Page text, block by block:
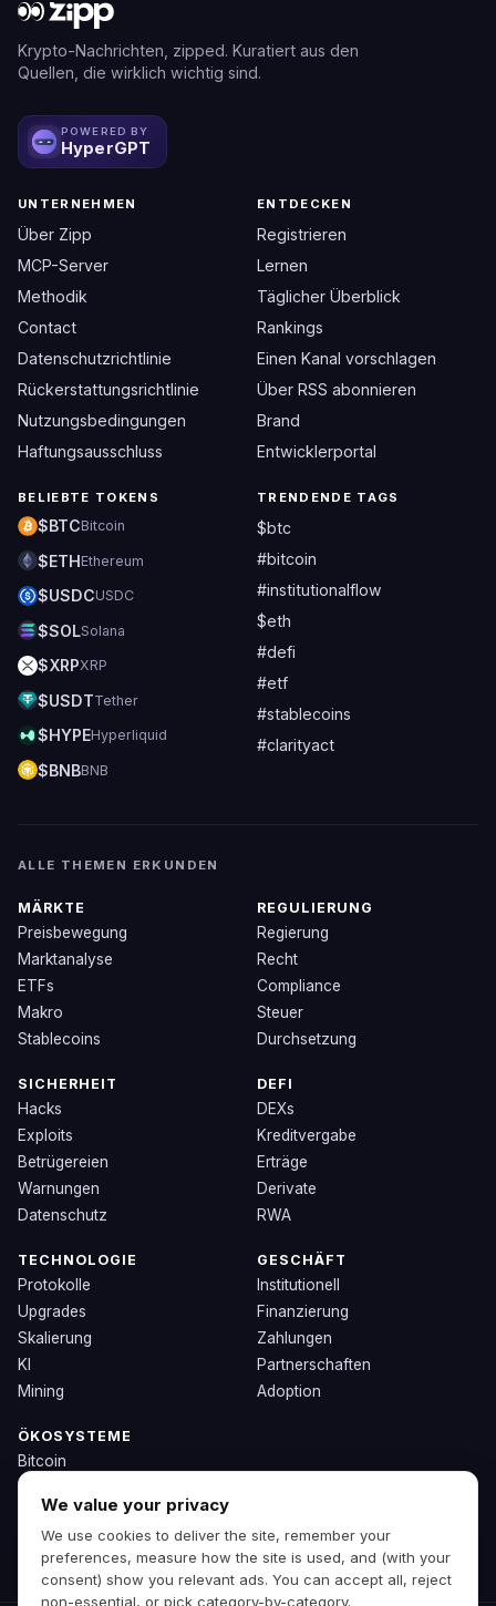
Krypto-Nachrichten, zipped. Kuratiert aus den
Quellen, die wirklich wichtig sind.
POWERED BY
HyperGPT
UNTERNEHMEN
Über Zipp
MCP-Server
Methodik
Contact
Datenschutzrichtlinie
Rückerstattungsrichtlinie
Nutzungsbedingungen
Haftungsausschluss
ENTDECKEN
Registrieren
Lernen
Täglicher Überblick
Rankings
Einen Kanal vorschlagen
Über RSS abonnieren
Brand
Entwicklerportal
BELIEBTE TOKENS
$BTCBitcoin
$ETHEthereum
$USDCUSDC
$SOLSolana
$XRPXRP
$USDTTether
$HYPEHyperliquid
$BNBBNB
TRENDENDE TAGS
$btc
#bitcoin
#institutionalflow
$eth
#defi
#etf
#stablecoins
#clarityact
ALLE THEMEN ERKUNDEN
MÄRKTE
Preisbewegung
Marktanalyse
ETFs
Makro
Stablecoins
REGULIERUNG
Regierung
Recht
Compliance
Steuer
Durchsetzung
SICHERHEIT
Hacks
Exploits
Betrügereien
Warnungen
Datenschutz
DEFI
DEXs
Kreditvergabe
Erträge
Derivate
RWA
TECHNOLOGIE
Protokolle
Upgrades
Skalierung
KI
Mining
GESCHÄFT
Institutionell
Finanzierung
Zahlungen
Partnerschaften
Adoption
ÖKOSYSTEME
Bitcoin
Ethereum
Solana
BNB
Andere Chains
We value your privacy
We use cookies to deliver the site, remember your
preferences, measure how the site is used, and (with your
consent) show you relevant ads. You can accept all, reject
non-essential, or pick category-by-category.